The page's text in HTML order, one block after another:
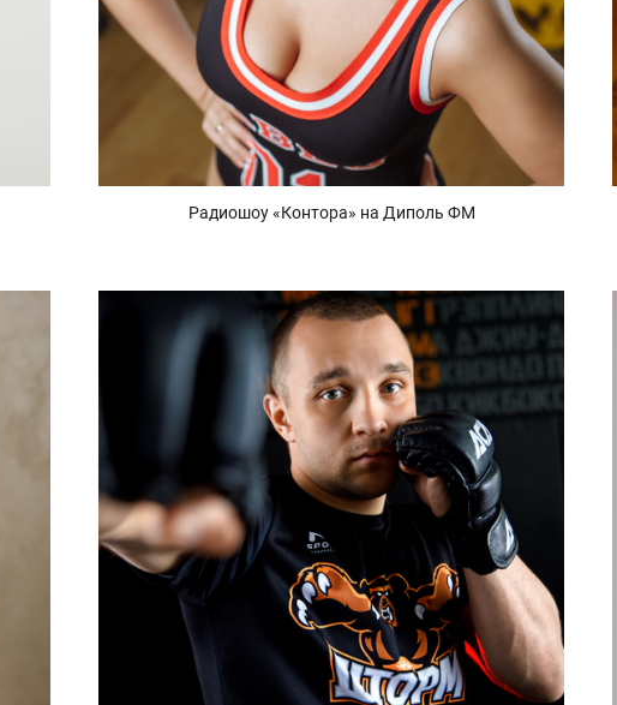
Радиошоу «Контора» на Диполь ФМ